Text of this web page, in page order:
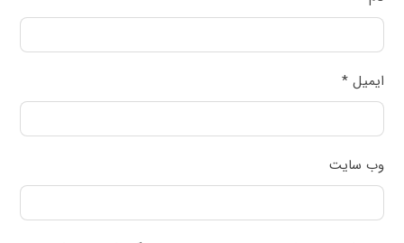
ایمیل*
وب‌ سایت